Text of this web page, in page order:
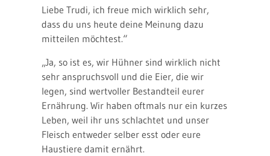
Liebe Trudi, ich freue mich wirklich sehr,
dass du uns heute deine Meinung dazu
mitteilen möchtest.“
„Ja, so ist es, wir Hühner sind wirklich nicht
sehr anspruchsvoll und die Eier, die wir
legen, sind wertvoller Bestandteil eurer
Ernährung. Wir haben oftmals nur ein kurzes
Leben, weil ihr uns schlachtet und unser
Fleisch entweder selber esst oder eure
Haustiere damit ernährt.